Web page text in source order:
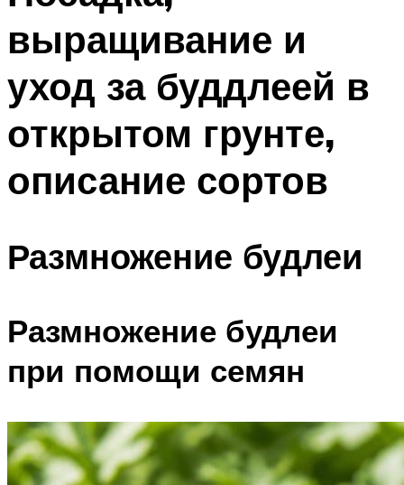
выращивание и
уход за буддлеей в
открытом грунте,
описание сортов
Размножение будлеи
Размножение будлеи
при помощи семян